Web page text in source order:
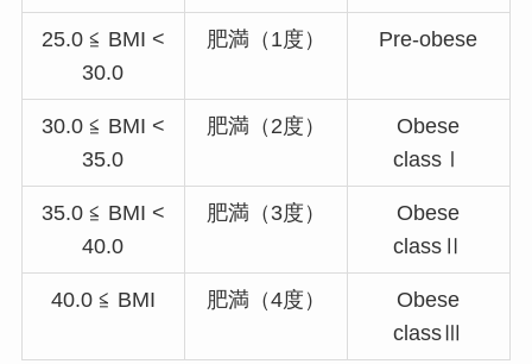
25.0 ≦ BMI <
30.0
肥満（1度） Pre-obese
30.0 ≦ BMI <
35.0
肥満（2度）
Obese
classⅠ
35.0 ≦ BMI <
40.0
肥満（3度）
Obese
classⅡ
40.0 ≦ BMI 肥満（4度）
Obese
classⅢ